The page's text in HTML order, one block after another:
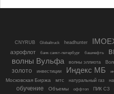
CNYRUB Globaltruck headhunter
аэрофлот банк санкт-петербург башнефть
волны Вульфа волны эллиота
золото инвестиции Индекс МБ
Московская Биржа
мтс натуральный газ
обучение Объемы оффтоп ПИК СЗ